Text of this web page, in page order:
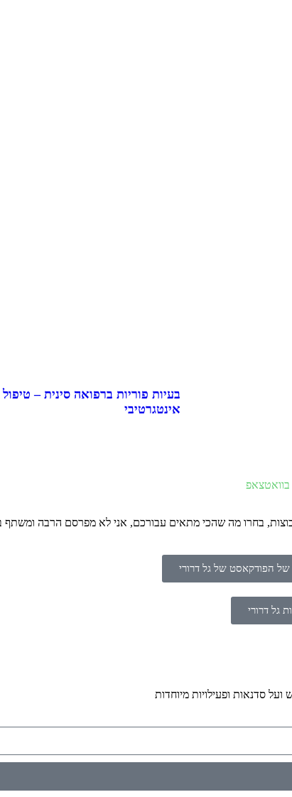
בעיות פוריות ברפואה סינית – טיפול
אינטגרטיבי
בחרו מה שהכי מתאים עבורכם, אני לא מפרסם הרבה ומשתף
הפודקאסט של גל דרורי
גל דרורי
סדנאות ופעילויות מיוחדות